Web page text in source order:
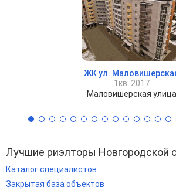
ЖК ул.
1кв. 2017
Маловишерская улица
Лучшие риэлторы Новгородской
Каталог специалистов
Закрытая база объектов